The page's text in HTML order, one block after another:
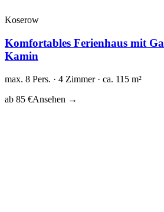
Koserow
Komfortables Ferienhaus mit
Kamin
max. 8 Pers. · 4 Zimmer · ca. 115 m²
ab 85 €Ansehen →